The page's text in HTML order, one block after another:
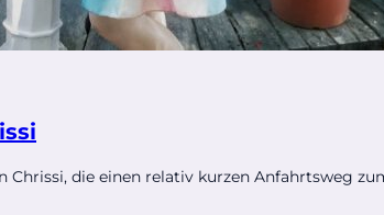
die einen relativ kurzen Anfahrtsweg